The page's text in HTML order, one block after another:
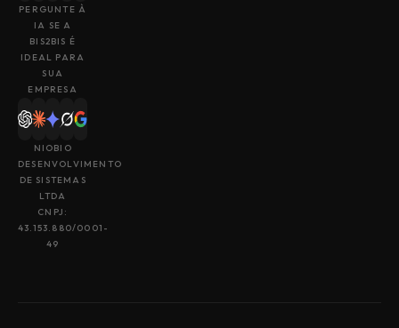
PERGUNTE À
IA SE A
BIS2BIS É
IDEAL PARA
SUA
EMPRESA
NIOBIO
DESENVOLVIMENTO
DE SISTEMAS
LTDA
CNPJ:
43.153.880/0001-
49